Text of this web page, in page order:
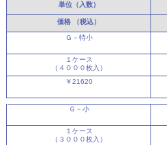
単位（入数）
価格 （税込）
Ｇ－特小
１ケース
（４０００枚入）
￥21620
Ｇ－小
１ケース
（３０００枚入）